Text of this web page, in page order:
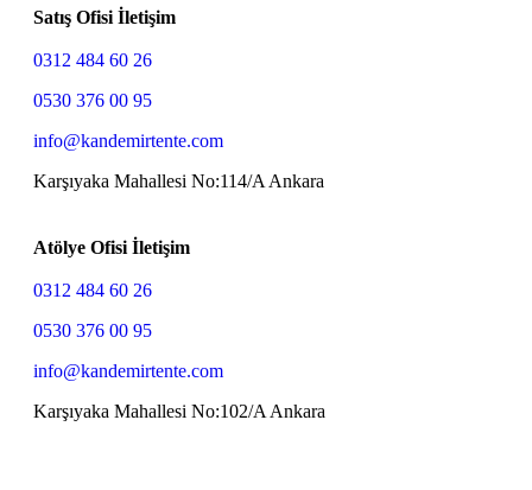
Satış Ofisi İletişim
0312 484 60 26
0530 376 00 95
info@kandemirtente.com
Karşıyaka Mahallesi No:114/A Ankara
Atölye Ofisi İletişim
0312 484 60 26
0530 376 00 95
info@kandemirtente.com
Karşıyaka Mahallesi No:102/A Ankara